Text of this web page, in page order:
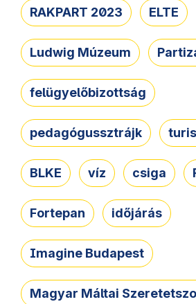
RAKPART 2023 ELTE
Ludwig Múzeum
felügyelőbizottság
pedagógussztrájk
BLKE víz csiga
Fortepan időjárás
Imagine Budapest
Magyar Máltai